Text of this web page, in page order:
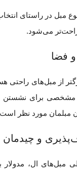
نوع مبل در راستای
راحت‌تر می‌شود.
و فضا
از مبل‌های راحتی
برای نشستن به
مبلمان مورد نظر
و چیدمان
مبل‌های ال،